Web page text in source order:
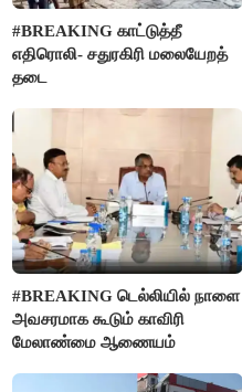
#BREAKING காட்டுத்தீ
எதிரொலி- சதுரகிரி மலையேறத்
தடை
#BREAKING டெல்லியில் நாளை
அவசரமாக கூடும் காவிரி
மேலாண்மை ஆணையம்